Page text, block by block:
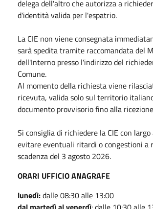
delega dell'altro che autorizza a
d'identità valida per l'espatrio.
La CIE non viene consegnata
sarà spedita tramite raccomandata del
dell'Interno presso l'indirizzo del
Comune.
Al momento della richiesta viene
ricevuta, valida solo sul territorio
documento provvisorio fino alla
Si consiglia di richiedere la CIE con
evitare eventuali ritardi o congestioni a
scadenza del 3 agosto 2026.
ORARI UFFICIO ANAGRAFE
lunedì:dalle 08:30 alle 13:00